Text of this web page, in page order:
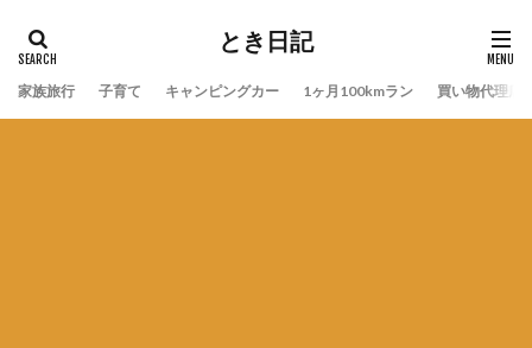
とき日記
家族旅行 子育て キャンピングカー 1ヶ月100kmラン 買い物代理店